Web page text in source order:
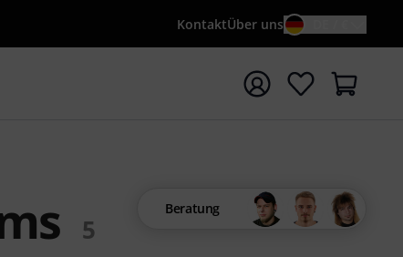
KontaktÜber uns
mit Suchwort {searchTerm} starten
5
Beratung